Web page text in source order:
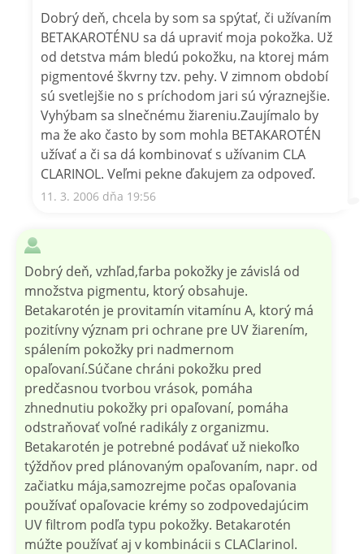
Dobrý deň, chcela by som sa spýtať, či užívaním
BETAKAROTÉNU sa dá upraviť moja pokožka. Už
od detstva mám bledú pokožku, na ktorej mám
pigmentové škvrny tzv. pehy. V zimnom období
sú svetlejšie no s príchodom jari sú výraznejšie.
Vyhýbam sa slnečnému žiareniu.Zaujímalo by
ma že ako často by som mohla BETAKAROTÉN
užívať a či sa dá kombinovať s užívanim CLA
CLARINOL. Veľmi pekne ďakujem za odpoveď.
11. 3. 2006 dňa 19:56
Dobrý deň, vzhľad,farba pokožky je závislá od
množstva pigmentu, ktorý obsahuje.
Betakarotén je provitamín vitamínu A, ktorý má
pozitívny význam pri ochrane pre UV žiarením,
spálením pokožky pri nadmernom
opaľovaní.Súčane chráni pokožku pred
predčasnou tvorbou vrások, pomáha
zhnednutiu pokožky pri opaľovaní, pomáha
odstraňovať voľné radikály z organizmu.
Betakarotén je potrebné podávať už niekoľko
týždňov pred plánovaným opaľovaním, napr. od
začiatku mája,samozrejme počas opaľovania
používať opaľovacie krémy so zodpovedajúcim
UV filtrom podľa typu pokožky. Betakarotén
múžte používať aj v kombinácii s CLAClarinol.